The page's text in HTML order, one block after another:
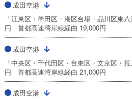
成田空港
「江東区・墨田区・港区台場・品川区東
円 首都高速湾岸線経由 19,000円
成田空港
「中央区・千代田区・台東区・文京区・
円 首都高速湾岸線経由 21,000円
成田空港